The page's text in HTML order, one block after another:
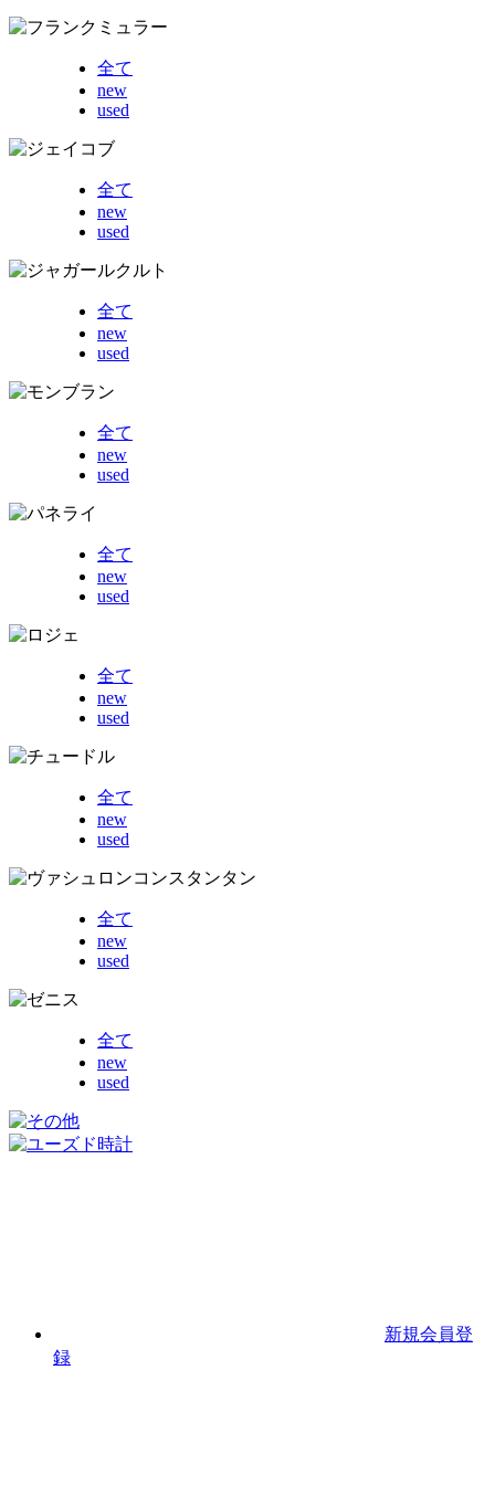
全て
new
used
全て
new
used
全て
new
used
全て
new
used
全て
new
used
全て
new
used
全て
new
used
全て
new
used
全て
new
used
新規会員登
録